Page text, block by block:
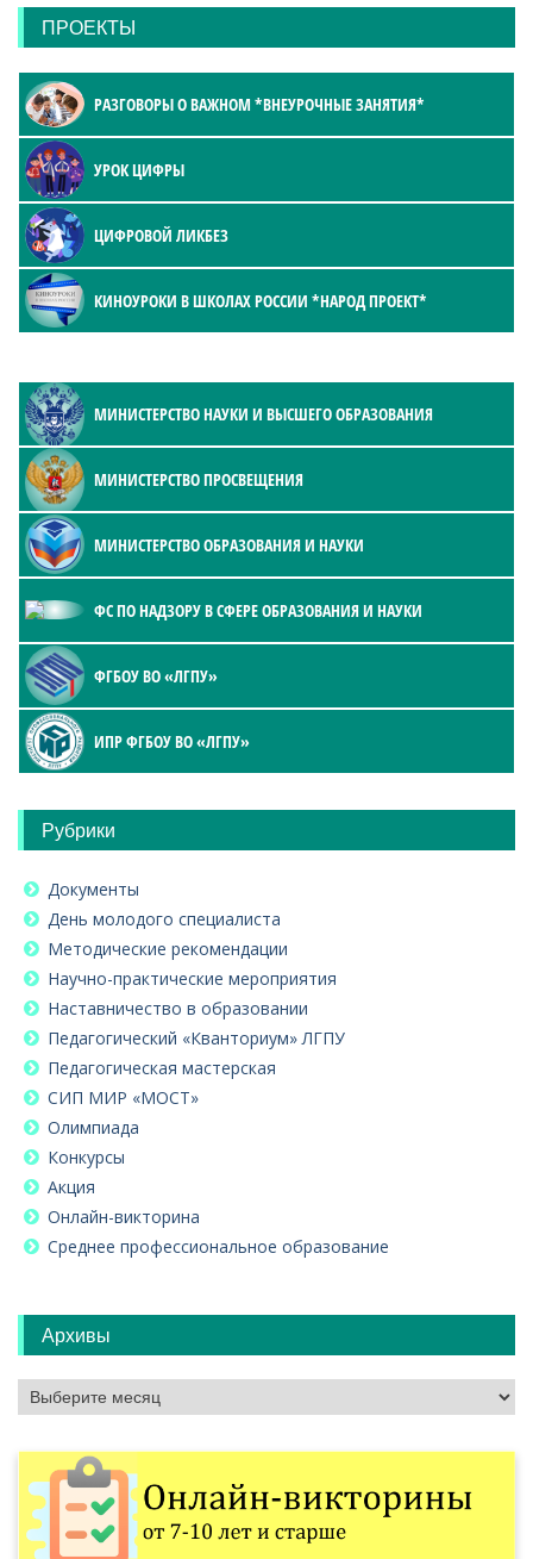
ПРОЕКТЫ
РАЗГОВОРЫ О ВАЖНОМ *ВНЕУРОЧНЫЕ ЗАНЯТИЯ*
УРОК ЦИФРЫ
ЦИФРОВОЙ ЛИКБЕЗ
КИНОУРОКИ В ШКОЛАХ РОССИИ *НАРОД ПРОЕКТ*
МИНИСТЕРСТВО НАУКИ И ВЫСШЕГО ОБРАЗОВАНИЯ
МИНИСТЕРСТВО ПРОСВЕЩЕНИЯ
МИНИСТЕРСТВО ОБРАЗОВАНИЯ И НАУКИ
ФС ПО НАДЗОРУ В СФЕРЕ ОБРАЗОВАНИЯ И НАУКИ
ФГБОУ ВО «ЛГПУ»
ИПР ФГБОУ ВО «ЛГПУ»
Рубрики
Документы
День молодого специалиста
Методические рекомендации
Научно-практические мероприятия
Наставничество в образовании
Педагогический «Кванториум» ЛГПУ
Педагогическая мастерская
СИП МИР «МОСТ»
Олимпиада
Конкурсы
Акция
Онлайн-викторина
Среднее профессиональное образование
Архивы
Архивы